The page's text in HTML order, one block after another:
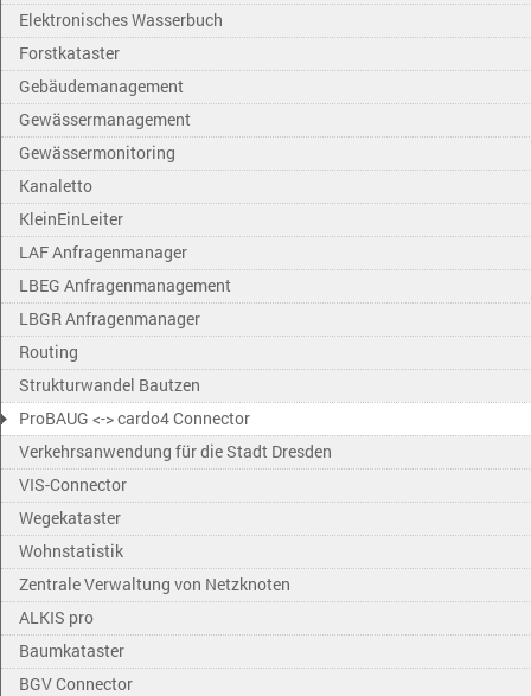
Elektronisches Wasserbuch
Forstkataster
Gebäudemanagement
Gewässermanagement
Gewässermonitoring
Kanaletto
KleinEinLeiter
LAF Anfragenmanager
LBEG Anfragenmanagement
LBGR Anfragenmanager
Routing
Strukturwandel Bautzen
ProBAUG <-> cardo4 Connector
Verkehrsanwendung für die Stadt Dresden
VIS-Connector
Wegekataster
Wohnstatistik
Zentrale Verwaltung von Netzknoten
ALKIS pro
Baumkataster
BGV Connector